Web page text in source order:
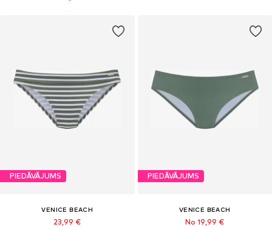
PIEDĀVĀJUMS
VENICE BEACH
23,99 €
PIEDĀVĀJUMS
VENICE BEACH
No 19,99 €